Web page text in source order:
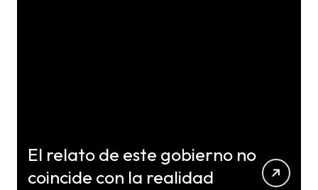
El relato de este gobierno no
coincide con la realidad